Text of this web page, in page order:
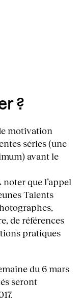
?
motivation
séries (une
avant le
noter que l’appel
Talents
de références
pratiques
du 6 mars
seront